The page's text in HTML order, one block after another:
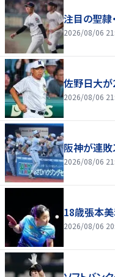
注目の聖隷
2026/08/06
佐野日大が
2026/08/06
阪神が連敗
2026/08/06
18歳張本
2026/08/06